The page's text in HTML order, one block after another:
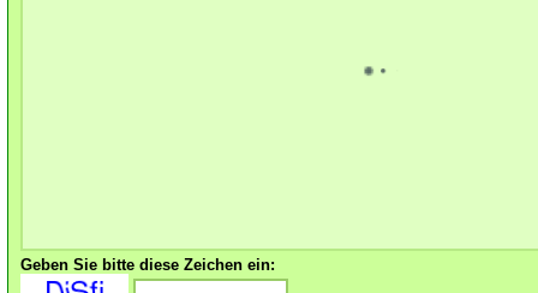
Geben Sie bitte diese Zeichen ein: